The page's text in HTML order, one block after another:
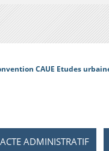
CAUE Etudes
ACTE ADMINISTRATIF